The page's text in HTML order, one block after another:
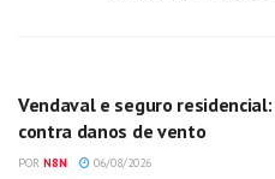
Vendaval e seguro
contra danos de vento
POR N8N 06/08/2026